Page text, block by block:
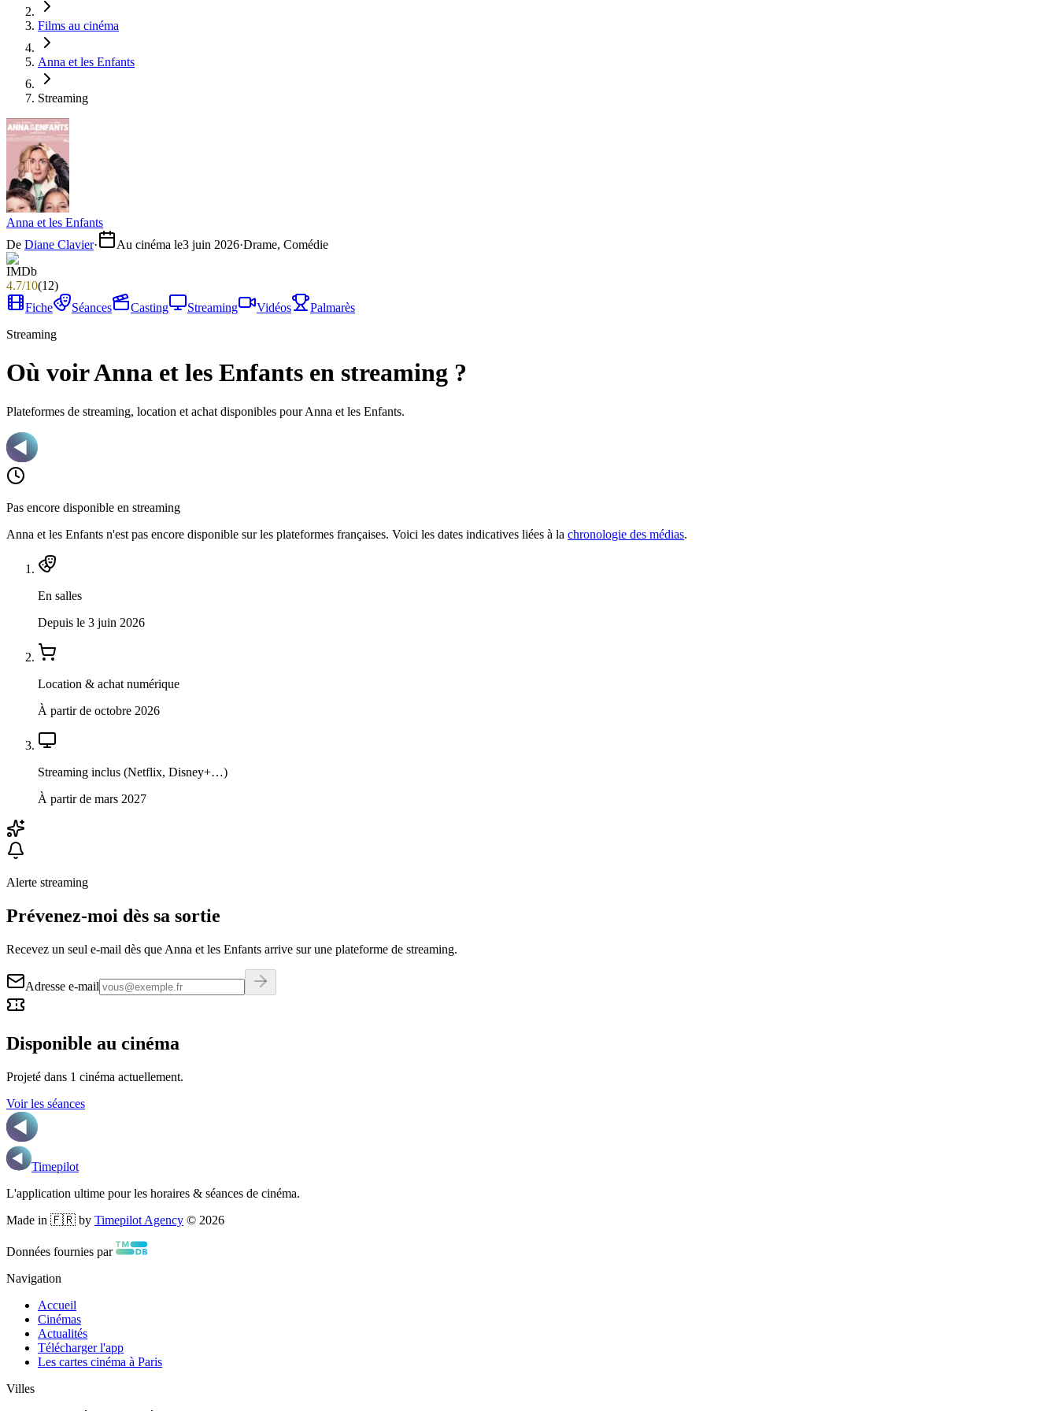
Films au cinéma
Anna et les Enfants
Streaming
Anna et les Enfants
De Diane Clavier· Au cinéma le3 juin 2026·Drame, Comédie
4.7/10(12)
Fiche
Séances Casting Streaming Vidéos
Palmarès
Streaming
Où voir Anna et les Enfants en streaming ?
Plateformes de streaming, location et achat disponibles pour Anna et les Enfants.
Pas encore disponible en streaming
Anna et les Enfants n'est pas encore disponible sur les plateformes françaises. Voici les dates indicatives liées à la chronologie des médias.
En salles
Depuis le 3 juin 2026
Location & achat numérique
À partir de octobre 2026
Streaming inclus (Netflix, Disney+…)
À partir de mars 2027
Alerte streaming
Prévenez-moi dès sa sortie
Recevez un seul e-mail dès que Anna et les Enfants arrive sur une plateforme de streaming.
Adresse e-mail
Disponible au cinéma
Projeté dans 1 cinéma actuellement.
Voir les séances
Timepilot
L'application ultime pour les horaires & séances de cinéma.
Made in 🇫🇷 by Timepilot Agency © 2026
Données fournies par
Navigation
Accueil
Cinémas
Actualités
Télécharger l'app
Les cartes cinéma à Paris
Villes